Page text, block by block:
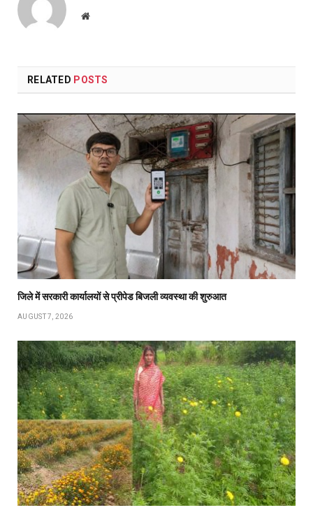
Website
RELATED POSTS
जिले में सरकारी कार्यालयों से प्रीपेड बिजली व्यवस्था की शुरुआत
AUGUST 7, 2026